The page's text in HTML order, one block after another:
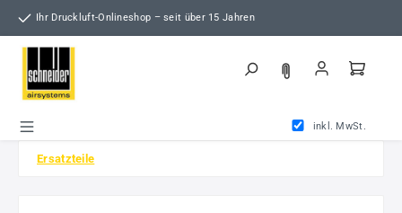
Zum Hauptinhalt springen
Ihr Druckluft-Onlineshop – seit über 15 Jahren
inkl. MwSt.
Ersatzteile